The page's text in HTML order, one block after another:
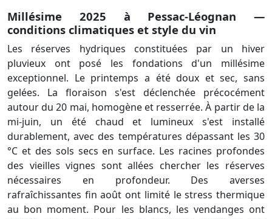
Millésime 2025 à Pessac-Léognan —
conditions climatiques et style du vin
Les réserves hydriques constituées par un hiver
pluvieux ont posé les fondations d'un millésime
exceptionnel. Le printemps a été doux et sec, sans
gelées. La floraison s'est déclenchée précocément
autour du 20 mai, homogène et resserrée. À partir de la
mi-juin, un été chaud et lumineux s'est installé
durablement, avec des températures dépassant les 30
°C et des sols secs en surface. Les racines profondes
des vieilles vignes sont allées chercher les réserves
nécessaires en profondeur. Des averses
rafraîchissantes fin août ont limité le stress thermique
au bon moment. Pour les blancs, les vendanges ont